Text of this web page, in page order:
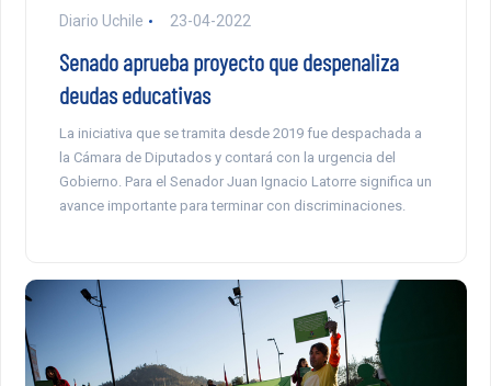
Diario Uchile 23-04-2022
Senado aprueba proyecto que despenaliza
deudas educativas
La iniciativa que se tramita desde 2019 fue despachada a
la Cámara de Diputados y contará con la urgencia del
Gobierno. Para el Senador Juan Ignacio Latorre significa un
avance importante para terminar con discriminaciones.